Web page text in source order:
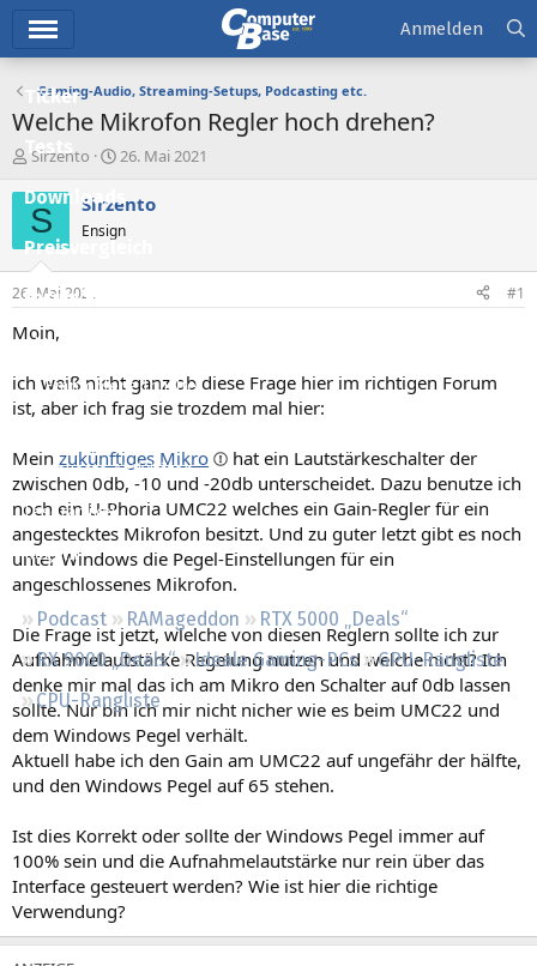
Ticker
Tests
Downloads
Preisvergleich
Forum
Aktuelles
Empfohlene Inhalte
Neueste Aktivitäten
Leserartikel
Regeln
Podcast RAMageddon
RTX 5000 „Deals“
RX 9000 „Deals“
Ideale Gaming-PCs
GPU-Rangliste
CPU-Rangliste
Anmelden
Gaming-Audio, Streaming-Setups, Podcasting etc.
Welche Mikrofon Regler hoch drehen?
E
s
t
e
e
r
Sirzento
E
s
e
t
26. Mai 2021
S Sirzento
Ensign
26. Mai 2021 #1
Moin,
ich weiß nicht ganz ob diese Frage hier im richtigen Forum
ist, aber ich frag sie trozdem mal hier:
Mein zukünftiges Mikro
hat ein Lautstärkeschalter der
zwischen 0db, -10 und -20db unterscheidet. Dazu benutze ich
noch ein U-Phoria UMC22 welches ein Gain-Regler für ein
angestecktes Mikrofon besitzt. Und zu guter letzt gibt es noch
unter Windows die Pegel-Einstellungen für ein
angeschlossenes Mikrofon.
Die Frage ist jetzt, wlelche von diesen Reglern sollte ich zur
Aufnahmelautstärke Regelung nutzen und welche nicht? Ich
denke mir mal das ich am Mikro den Schalter auf 0db lassen
sollte. Nur bin ich mir nicht nicher wie es beim UMC22 und
dem Windows Pegel verhält.
Aktuell habe ich den Gain am UMC22 auf ungefähr der hälfte,
und den Windows Pegel auf 65 stehen.
Ist dies Korrekt oder sollte der Windows Pegel immer auf
100% sein und die Aufnahmelautstärke nur rein über das
Interface gesteuert werden? Wie ist hier die richtige
Verwendung?